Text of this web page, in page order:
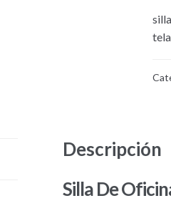
Descripción
Silla De